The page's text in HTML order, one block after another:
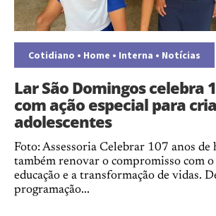
Cotidiano • Home • Interna • Notícias
Lar São Domingos celebra
com ação especial para
adolescentes
Foto: Assessoria Celebrar 107 anos de
também renovar o compromisso com o
educação e a transformação de vidas.
programação...